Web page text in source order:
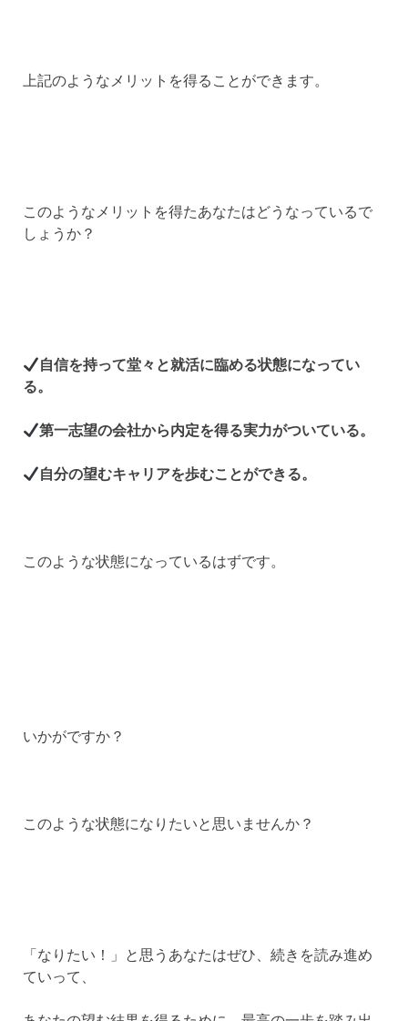
上記のようなメリットを得ることができます。
このようなメリットを得たあなたはどうなっているで
しょうか？
自信を持って堂々と就活に臨める状態になってい
る。
第一志望の会社から内定を得る実力がついている。
自分の望むキャリアを歩むことができる。
このような状態になっているはずです。
いかがですか？
このような状態になりたいと思いませんか？
「なりたい！」と思うあなたはぜひ、続きを読み進め
ていって、